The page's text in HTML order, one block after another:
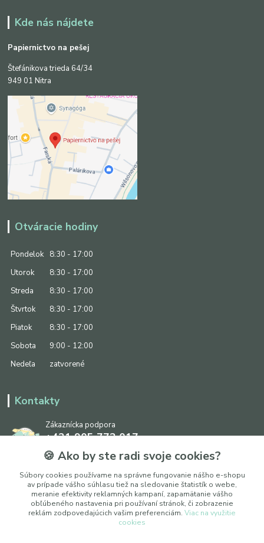
Kde nás nájdete
Papiernictvo na pešej
Štefánikova trieda 64/34
949 01 Nitra
Otváracie hodiny
Pondelok
8:30 - 17:00
Utorok
8:30 - 17:00
Streda
8:30 - 17:00
Štvrtok
8:30 - 17:00
Piatok
8:30 - 17:00
Sobota
9:00 - 12:00
Nedeľa
zatvorené
Kontakty
Zákaznícka podpora
+421 905 773 017
(Po-Pia, 8:30 - 17:00, So: 9:00 - 12:00)
info@ipapier.sk
🍪 Ako by ste radi svoje cookies?
Súbory cookies používame na správne fungovanie nášho e-shopu
av prípade vášho súhlasu tiež na sledovanie štatistík o webe,
meranie efektivity reklamných kampaní, zapamätanie vášho
obľúbeného nastavenia pri používaní stránok, či zobrazenie
reklám zodpovedajúcich vašim preferenciám. Viac na využitie
cookies